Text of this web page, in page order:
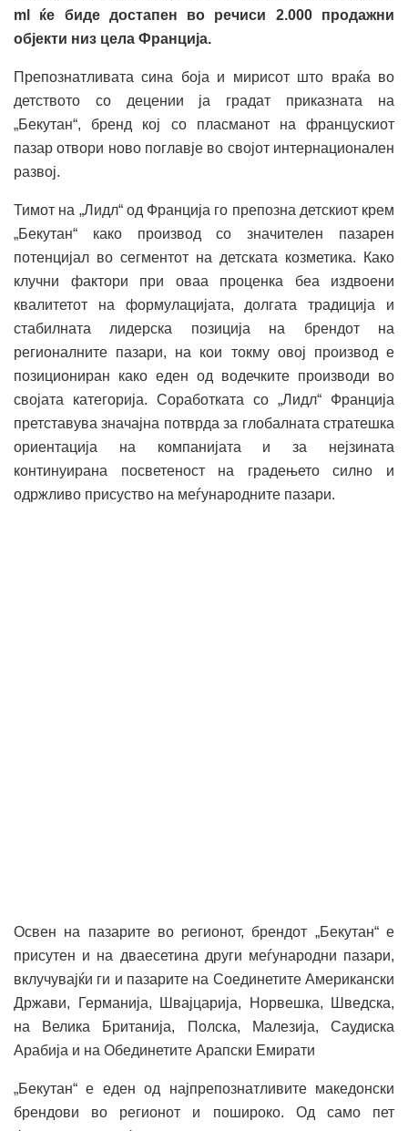
ml ќе биде достапен во речиси 2.000 продажни
објекти низ цела Франција.
Препознатливата сина боја и мирисот што враќа во
детството со децении ја градат приказната на
„Бекутан“, бренд кој со пласманот на францускиот
пазар отвори ново поглавје во својот интернационален
развој.
Тимот на „Лидл“ од Франција го препозна детскиот крем
„Бекутан“ како производ со значителен пазарен
потенцијал во сегментот на детската козметика. Како
клучни фактори при оваа проценка беа издвоени
квалитетот на формулацијата, долгата традиција и
стабилната лидерска позиција на брендот на
регионалните пазари, на кои токму овој производ е
позициониран како еден од водечките производи во
својата категорија. Соработката со „Лидл“ Франција
претставува значајна потврда за глобалната стратешка
ориентација на компанијата и за нејзината
континуирана посветеност на градењето силно и
одржливо присуство на меѓународните пазари.
Освен на пазарите во регионот, брендот „Бекутан“ е
присутен и на дваесетина други меѓународни пазари,
вклучувајќи ги и пазарите на Соединетите Американски
Држави, Германија, Швајцарија, Норвешка, Шведска,
на Велика Британија, Полска, Малезија, Саудиска
Арабија и на Обединетите Арапски Емирати
„Бекутан“ е еден од најпрепознатливите македонски
брендови во регионот и пошироко. Од само пет